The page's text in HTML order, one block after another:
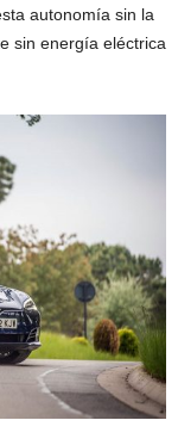
autonomía sin la
sin energía eléctrica